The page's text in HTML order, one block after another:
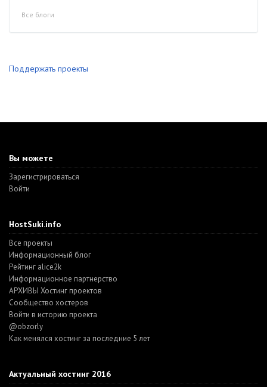
Все блоги
Поддержать проекты
Вы можете
Зарегистрироваться
Войти
HostSuki.info
Все проекты
Информационный блог
Рейтинг alice2k
Информационное партнерство
АРХИВЫ Хостинг проектов
Cообщество хостеров
Войти в историю проекта
@obzorly
Как менялся хостинг за последние 5 лет
Актуальный хостинг 2016